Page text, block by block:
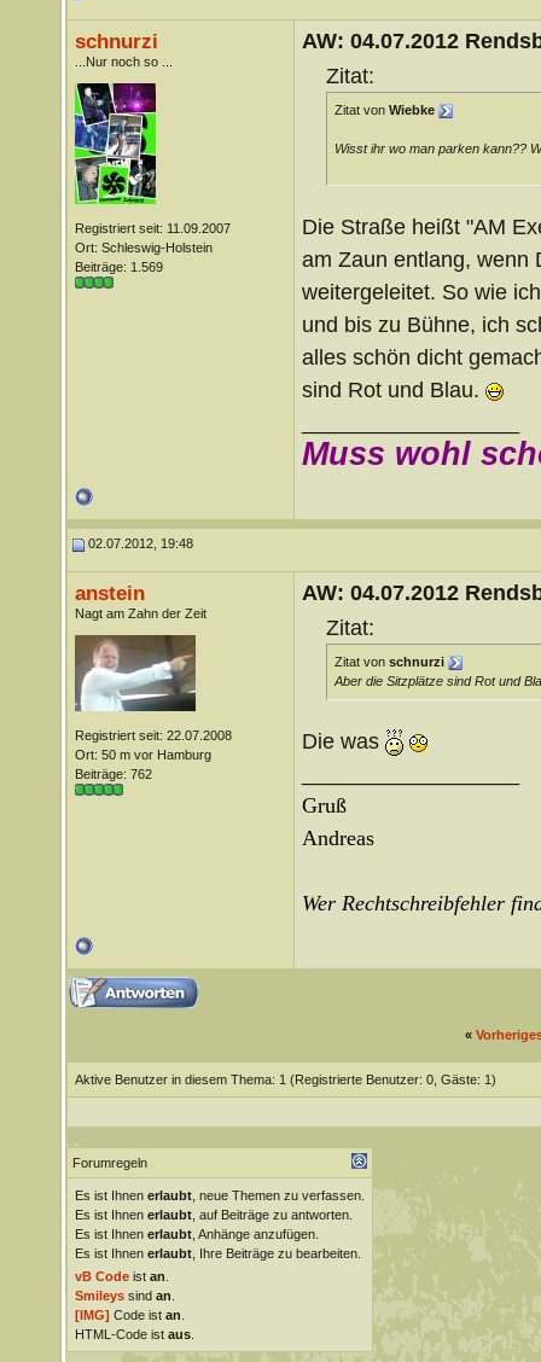
schnurzi
...Nur noch so ...
Registriert seit: 11.09.2007
Ort: Schleswig-Holstein
Beiträge: 1.569
AW: 04.07.2012
Zitat:
Zitat von Wiebke
Wisst ihr wo man parken kann??
Die Straße heißt "AM
am Zaun entlang, wenn
weitergeleitet. So wie
und bis zu Bühne, ich
alles schön dicht
sind Rot und Blau.
Muss wohl
02.07.2012, 19:48
anstein
Nagt am Zahn der Zeit
Registriert seit: 22.07.2008
Ort: 50 m vor Hamburg
Beiträge: 762
AW: 04.07.2012
Zitat:
Zitat von schnurzi
Aber die Sitzplätze sind Rot und
Die was
Gruß
Andreas
Wer Rechtschreibfehler
«
Aktive Benutzer in diesem Thema: 1 (Registrierte Benutzer: 0, Gäste: 1)
Forumregeln
Es ist Ihnen erlaubt, neue Themen zu verfassen.
Es ist Ihnen erlaubt, auf Beiträge zu antworten.
Es ist Ihnen erlaubt, Anhänge anzufügen.
Es ist Ihnen erlaubt, Ihre Beiträge zu bearbeiten.
vB Codeist an
Smileyssind an
[IMG] Code ist an
HTML-Code ist aus.